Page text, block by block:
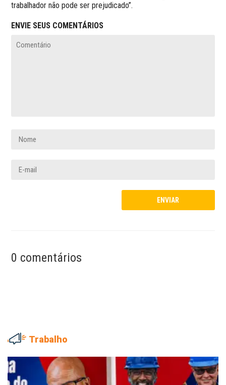
trabalhador não pode ser prejudicado”.
ENVIE SEUS COMENTÁRIOS
0 comentários
Trabalho